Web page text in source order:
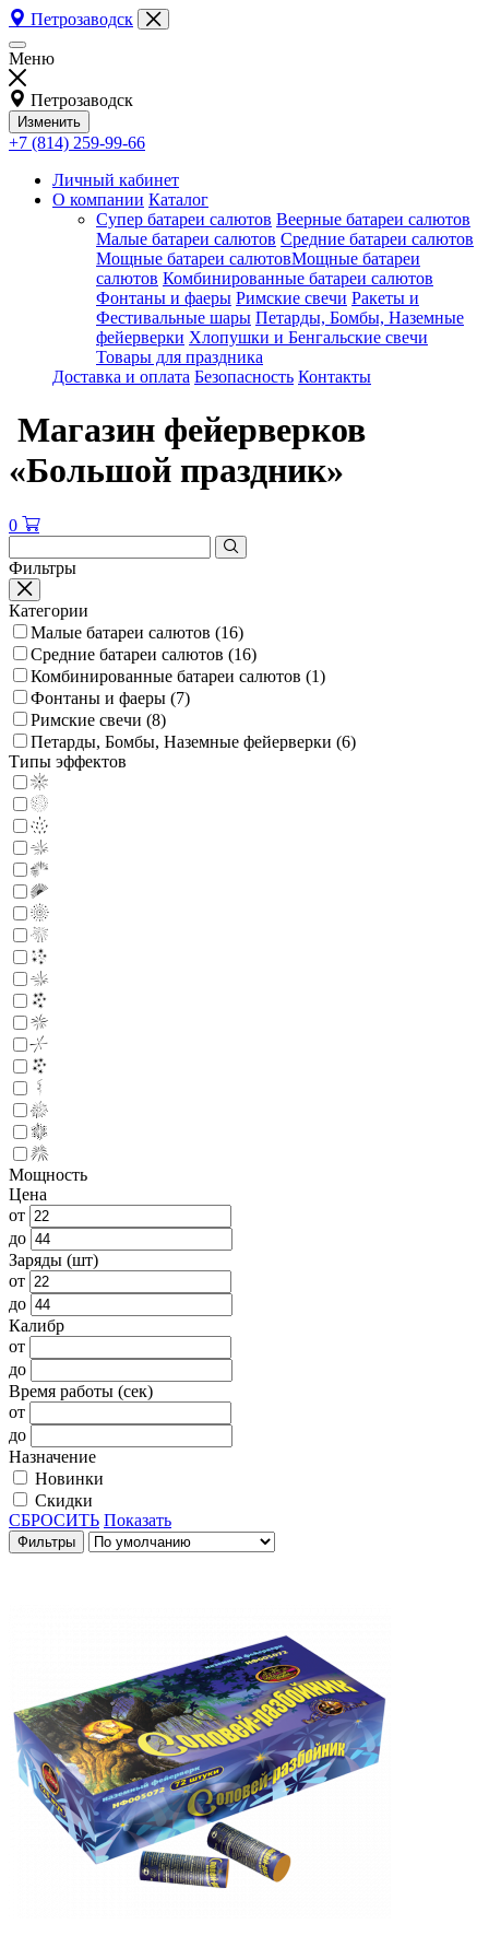
Петрозаводск
Меню
Петрозаводск
Изменить
+7 (814) 259-99-66
Личный кабинет
О компании Каталог
Супер батареи салютов Веерные батареи салютов
Малые батареи салютов Средние батареи салютов
Мощные батареи салютовМощные батареи
салютов Комбинированные батареи салютов
Фонтаны и фаеры Римские свечи Ракеты и
Фестивальные шары Петарды, Бомбы, Наземные
фейерверки Хлопушки и Бенгальские свечи
Товары для праздника
Доставка и оплата Безопасность Контакты
Магазин фейерверков
«Большой праздник»
0
Фильтры
Категории
Малые батареи салютов (16)
Средние батареи салютов (16)
Комбинированные батареи салютов (1)
Фонтаны и фаеры (7)
Римские свечи (8)
Петарды, Бомбы, Наземные фейерверки (6)
Типы эффектов
Мощность
Цена
от
до
Заряды (шт)
от
до
Калибр
от
до
Время работы (сек)
от
до
Назначение
Новинки
Скидки
СБРОСИТЬ Показать
Фильтры